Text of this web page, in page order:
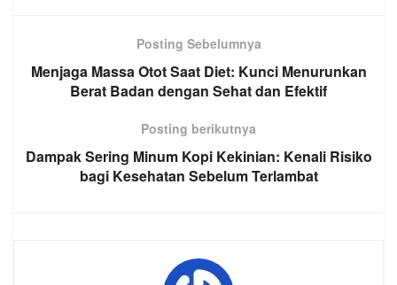
Posting Sebelumnya
Menjaga Massa Otot Saat Diet: Kunci Menurunkan
Berat Badan dengan Sehat dan Efektif
Posting berikutnya
Dampak Sering Minum Kopi Kekinian: Kenali Risiko
bagi Kesehatan Sebelum Terlambat